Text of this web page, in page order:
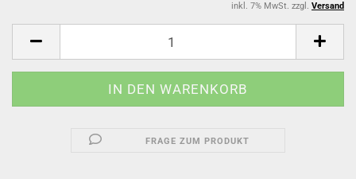
inkl. 7% MwSt. zzgl. Versand
FRAGE ZUM PRODUKT